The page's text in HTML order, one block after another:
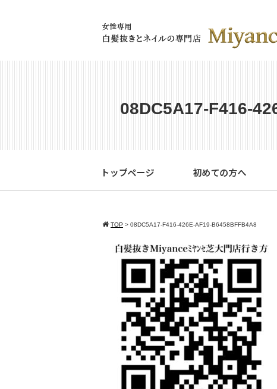
08DC5A17-F416-
TOP > 08DC5A17-F416-426E-AF19-B6458BFFB4A8